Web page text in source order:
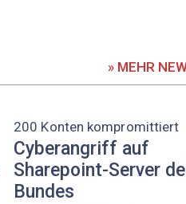
» MEHR
200 Konten kompromittiert
Cyberangriff auf
Sharepoint-Server
Bundes